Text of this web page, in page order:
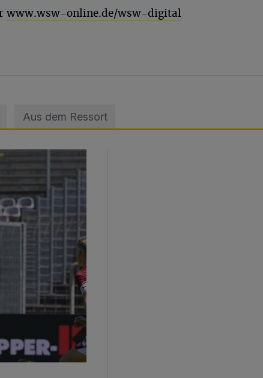
www.wsw-online.de/wsw-digital
Aus dem Ressort